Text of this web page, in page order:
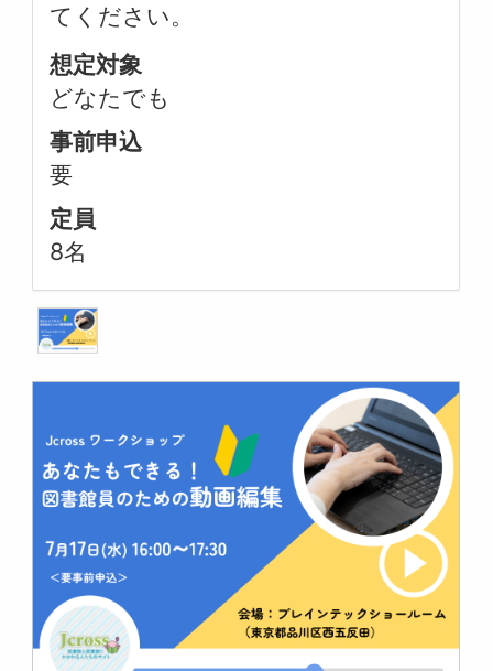
てください。
想定対象
どなたでも
事前申込
要
定員
8名